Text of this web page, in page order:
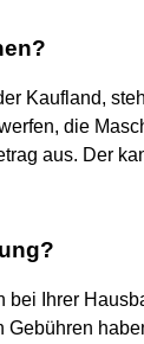
Kaufland,
die
aus. Der
Ihrer